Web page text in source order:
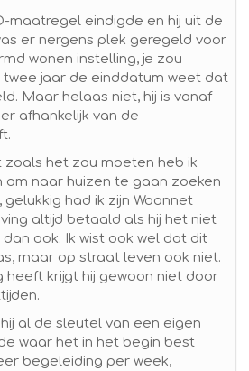
maatregel eindigde en hij uit de
er nergens plek geregeld voor
wonen instelling, je zou
twee jaar de einddatum weet dat
Maar helaas niet, hij is vanaf
afhankelijk van de
het zou moeten heb ik
naar huizen te gaan zoeken
had ik zijn Woonnet
altijd betaald als hij het niet
dan ook. Ik wist ook wel dat dit
maar op straat leven ook niet.
heeft krijgt hij gewoon niet door
hij al de sleutel van een eigen
waar het in het begin best
begeleiding per week,